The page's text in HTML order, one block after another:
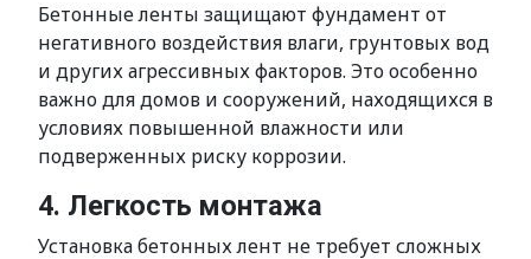
Бетонные ленты защищают фундамент от
негативного воздействия влаги, грунтовых вод
и других агрессивных факторов. Это особенно
важно для домов и сооружений, находящихся в
условиях повышенной влажности или
подверженных риску коррозии.
4. Легкость монтажа
Установка бетонных лент не требует сложных